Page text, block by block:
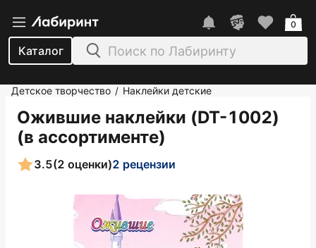
Каталог
0
Детское творчество / Наклейки детские
Ожившие наклейки (DT-1002)
(в ассортименте)
3.5(2 оценки)2 рецензии